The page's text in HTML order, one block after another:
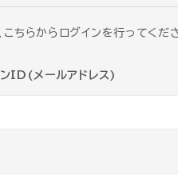
ちらからログインを行ってくだ
ンID(メールアドレス)